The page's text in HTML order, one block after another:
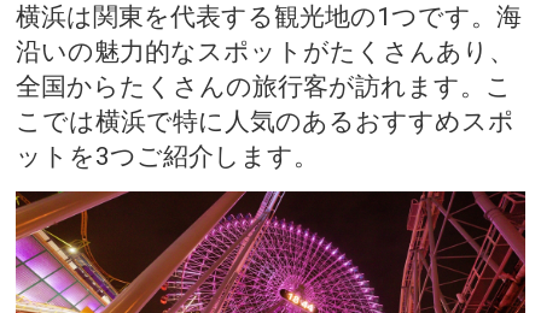
横浜は関東を代表する観光地の1つです。海
沿いの魅力的なスポットがたくさんあり、
全国からたくさんの旅行客が訪れます。こ
こでは横浜で特に人気のあるおすすめスポ
ットを3つご紹介します。